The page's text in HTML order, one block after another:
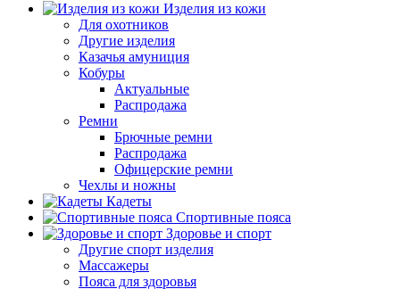
Изделия из кожи
Для охотников
Другие изделия
Казачья амуниция
Кобуры
Актуальные
Распродажа
Ремни
Брючные ремни
Распродажа
Офицерские ремни
Чехлы и ножны
Кадеты
Спортивные пояса
Здоровье и спорт
Другие спорт изделия
Массажеры
Пояса для здоровья